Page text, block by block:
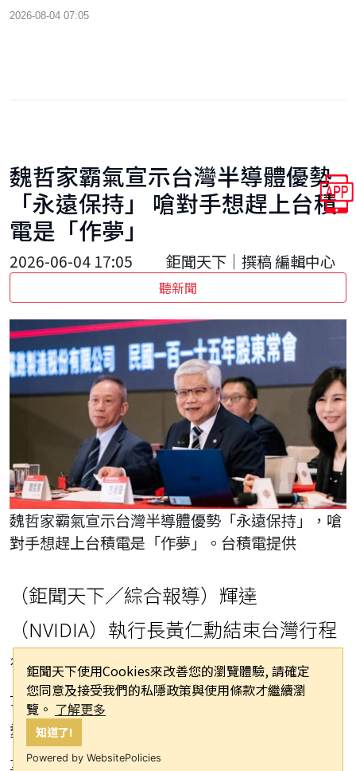
鉅聞天下使用Cookies來改善您的瀏覽體驗, 請確定
您同意及接受我們的私隱政策與使用條款才繼續瀏
覽。 了解更多
知道了!
Powered by WebsitePolicies
2026-08-04 07:05
魏哲家霸氣宣示台灣半導體優勢
「永遠保持」 嗆對手想趕上台積
電是「作夢」
2026-06-04 17:05 鉅聞天下｜撰稿 編輯中心
聽新聞
魏哲家霸氣宣示台灣半導體優勢「永遠保持」，嗆
對手想趕上台積電是「作夢」。台積電提供
（鉅聞天下／綜合報導）輝達
（NVIDIA）執行長黃仁勳結束台灣行程
後即將轉往韓國，預計與三星、SK海力
士等企業高層會面，引發外界對台韓半
導體競爭態勢的關注。對此，台積電董